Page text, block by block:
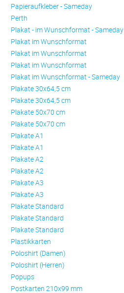
Papieraufkleber - Sameday
Perth
Plakat - im Wunschformat - Sameday
Plakat im Wunschformat
Plakat im Wunschformat
Plakat im Wunschformat
Plakat im Wunschformat - Sameday
Plakate 30x64,5 cm
Plakate 30x64,5 cm
Plakate 50x70 cm
Plakate 50x70 cm
Plakate A1
Plakate A1
Plakate A2
Plakate A2
Plakate A3
Plakate A3
Plakate Standard
Plakate Standard
Plakate Standard
Plastikkarten
Poloshirt (Damen)
Poloshirt (Herren)
Popups
Postkarten 210x99 mm